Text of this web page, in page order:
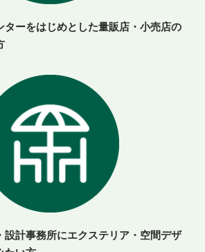
ターをはじめとした量販店・小売店の
設計事務所にエクステリア・空間デザ